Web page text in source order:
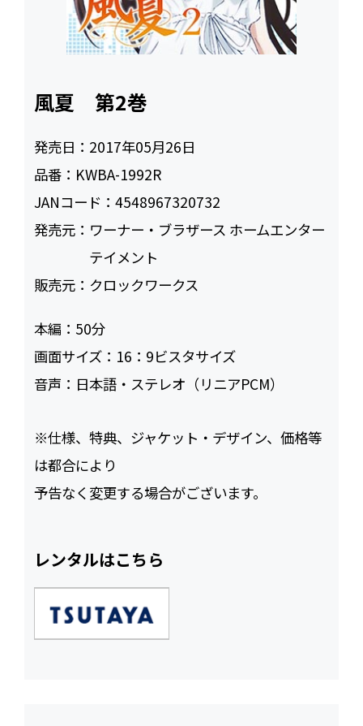
風夏 第2巻
発売日： 2017年05月26日
品番： KWBA-1992R
JANコード：4548967320732
発売元： ワーナー・ブラザース ホームエンター
テイメント
販売元： クロックワークス
本編： 50
画面サイズ： 16：9ビスタサイズ
音声： 日本語・ステレオ（リニアPCM）
※仕様、特典、ジャケット・デザイン、価格等
は都合により
予告なく変更する場合がございます。
レンタルはこちら